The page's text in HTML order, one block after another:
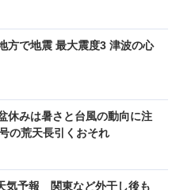
方で地震 最大震度3 津波の心
みは暑さと台風の動向に注
の荒天長引くおそれ
気予報 関東など外干し後も